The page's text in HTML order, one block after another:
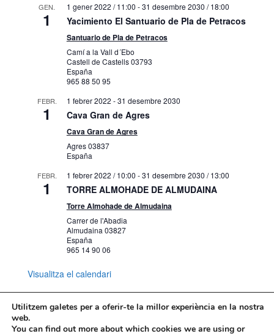
GEN.
1
1 gener 2022 / 11:00 -31 desembre 2030 / 18:00
Yacimiento El Santuario de Pla de Petracos
Santuario de Pla de Petracos
Camí a la Vall d´Ebo
Castell de Castells03793
España
965 88 50 95
FEBR.
1
1 febrer 2022 -31 desembre 2030
Cava Gran de Agres
Cava Gran de Agres
Agres03837
España
FEBR.
1
1 febrer 2022 / 10:00 -31 desembre 2030 / 13:00
TORRE ALMOHADE DE ALMUDAINA
Torre Almohade de Almudaina
Carrer de l'Abadia
Almudaina 03827
España
965 14 90 06
Visualitza el calendari
Mapa web Política de Privacidad
Utilitzem galetes per a oferir-te la millor experiència en la nostra
web.
You can find out more about which cookies we are using or